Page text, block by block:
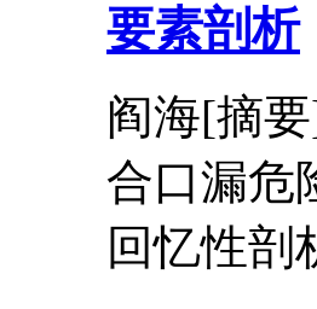
要素剖析
阎海[摘
合口漏危
回忆性剖